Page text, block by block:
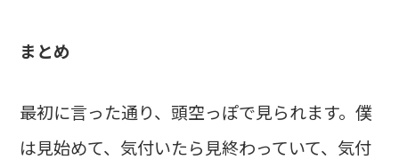
まとめ
最初に言った通り、頭空っぽで見られます。僕
は見始めて、気付いたら見終わっていて、気付